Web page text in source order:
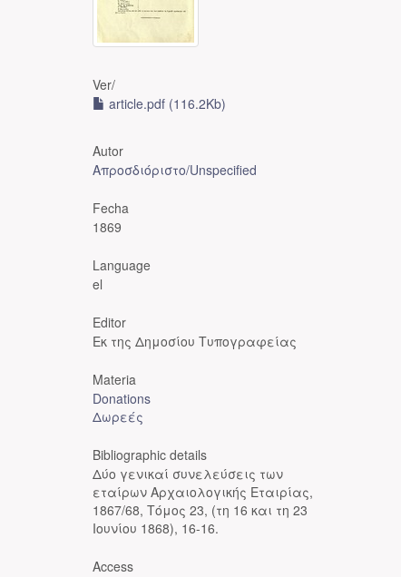
Ver/
article.pdf (116.2Kb)
Autor
Απροσδιόριστο/Unspecified
Fecha
1869
Language
el
Editor
Εκ της Δημοσίου Τυπογραφείας
Materia
Donations
Δωρεές
Bibliographic details
Δύο γενικαί συνελεύσεις των
εταίρων Αρχαιολογικής Εταιρίας,
1867/68, Tόμος 23, (τη 16 και τη 23
Ιουνίου 1868), 16-16.
Access